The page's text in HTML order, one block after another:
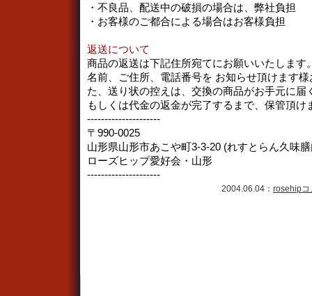
・不良品、配送中の破損の場合は、弊社負担
・お客様のご都合による場合はお客様負担
返送について
商品の返送は下記住所宛てにお願いいたします
名前、ご住所、電話番号を お知らせ頂けます
た、送り状の控えは、交換の商品がお手元に届
もしくは代金の返金が完了するまで、保管頂け
---------------------
〒990-0025
山形県山形市あこや町3-3-20 (れすとらん久味
ローズヒップ愛好会・山形
---------------------
2004.06.04： rosehipコ